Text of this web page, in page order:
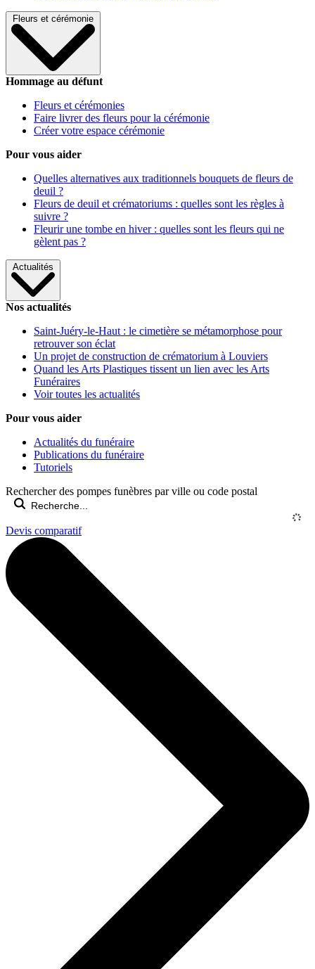
Fleurs et cérémonie
Hommage au défunt
Fleurs et cérémonies
Faire livrer des fleurs pour la cérémonie
Créer votre espace cérémonie
Pour vous aider
Quelles alternatives aux traditionnels bouquets de fleurs de
deuil ?
Fleurs de deuil et crématoriums : quelles sont les règles à
suivre ?
Fleurir une tombe en hiver : quelles sont les fleurs qui ne
gèlent pas ?
Actualités
Nos actualités
Saint-Juéry-le-Haut : le cimetière se métamorphose pour
retrouver son éclat
Un projet de construction de crématorium à Louviers
Quand les Arts Plastiques tissent un lien avec les Arts
Funéraires
Voir toutes les actualités
Pour vous aider
Actualités du funéraire
Publications du funéraire
Tutoriels
Rechercher des pompes funèbres par ville ou code postal
Devis comparatif